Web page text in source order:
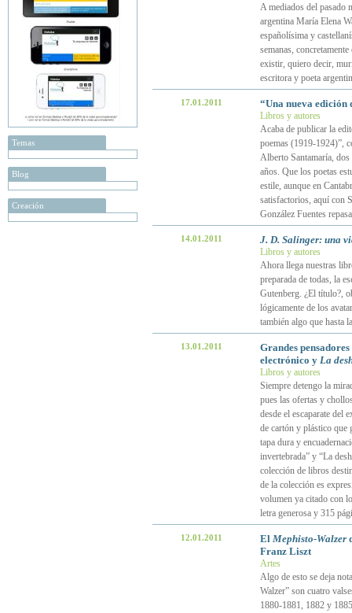
Temas
Blog
Creación
A mediados del pasado
argentina María Elena
españolísima y
semanas,
existir, quiero decir,
escritora y poeta
17.01.2011 “Una nueva edición
Libros y autores
Acaba de publicar la
poemas (1919-1924)”,
Alberto Santamaría,
años. Que los poetas
estile, aunque en
satisfactorios, aquí con
González Fuentes
14.01.2011 J. D. Salinger: una
Libros y autores
Ahora llega nuestras
preparada de todas, la
Gutenberg. ¿El título?,
lógicamente de los
también algo que hasta
13.01.2011
Grandes
electrónico y La
Libros y autores
Siempre detengo la
pues las ofertas y
desde el escaparate del
de cartón y plástico que
tapa dura y
invertebrada” y “La
colección de libros
de la colección es
volumen ya citado con
letra generosa y 315
12.01.2011 El Mephisto-Walzer
Franz Liszt
Artes
Algo de esto se deja
Walzer” son cuatro
1880-1881, 1882 y